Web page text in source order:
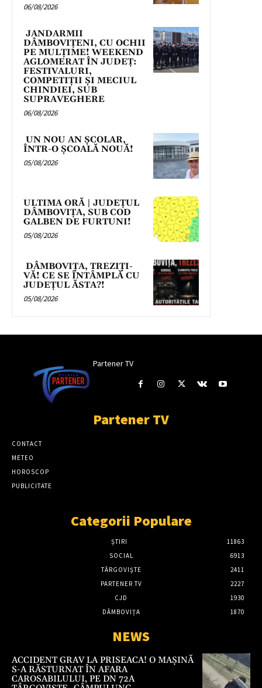
06/08/2026
JANDARMII
DÂMBOVIȚENI, CU OCHII
PE MULȚIME! WEEKEND
AGLOMERAT ÎN JUDEȚ:
FESTIVALURI,
COMPETIȚII ȘI MECIUL
CHINDIEI, SUB
SUPRAVEGHERE
06/08/2026
UN NOU AN ȘCOLAR,
ÎNTR-O ȘCOALĂ NOUĂ!
05/08/2026
ULTIMA ORĂ | JUDEȚUL
DÂMBOVIȚA, SUB COD
GALBEN DE FURTUNI!
05/08/2026
DÂMBOVIȚA, TREZIȚI-
VĂ! CE SE ÎNTÂMPLĂ CU
JUDEȚUL ĂSTA?!
05/08/2026
Partener TV
Partener TV
CONTACT
METEO
HOROSCOP
PUBLICITATE
Categorii Populare
ȘTIRI
11863
SOCIAL
6913
TÂRGOVIŞTE
2411
PARTENER TV
2227
CJD
1930
DÂMBOVIŢA
1870
NEWS
ACCIDENT GRAV LA PRISEACA! O MAȘINĂ
S-A RĂSTURNAT ÎN AFARA
CAROSABILULUI, PE DN 72A